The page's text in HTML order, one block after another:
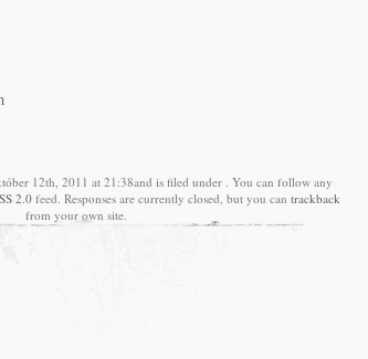
12th, 2011 at 21:38and is filed under . You can follow any
2.0 feed. Responses are currently closed, but you can trackback
from your own site.